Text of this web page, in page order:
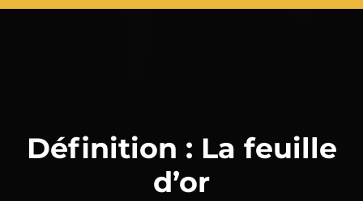
Définition : La feuille
d’or